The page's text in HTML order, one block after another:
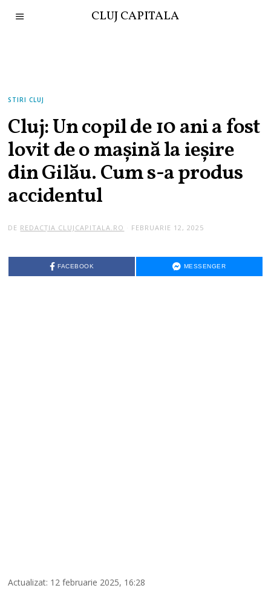
CLUJ CAPITALA
STIRI CLUJ
Cluj: Un copil de 10 ani a fost
lovit de o mașină la ieșire
din Gilău. Cum s-a produs
accidentul
DE REDACȚIA CLUJCAPITALA.RO FEBRUARIE 12, 2025
FACEBOOK MESSENGER
Actualizat: 12 februarie 2025, 16:28